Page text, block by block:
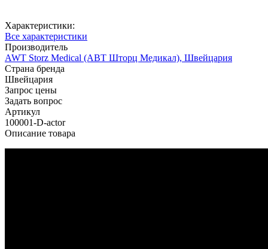
Характеристики:
Все характеристики
Производитель
AWT Storz Medical (АВТ Шторц Медикал), Швейцария
Страна бренда
Швейцария
Запрос цены
Задать вопрос
Артикул
100001-D-actor
Описание товара